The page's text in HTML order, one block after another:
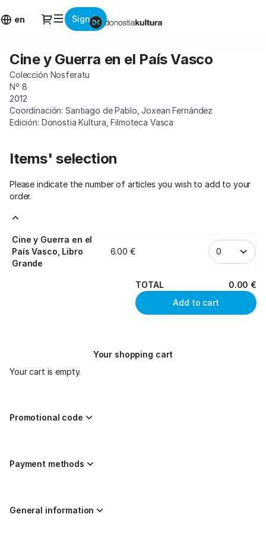
en Dialog
Sign in
selection
Guerra
País
Vasco]
Cine
y
Guerra
en
el
País
Cine y Guerra en el País Vasco
Colección Nosferatu
Nº 8
2012
Coordinación: Santiago de Pablo, Joxean Fernández
Edición: Donostia Kultura, Filmoteca Vasca
Items' selection
Please indicate the number of articles you wish to add to your
order.
Cine y Guerra en el
País Vasco, Libro
Grande
6.00 €
TOTAL 0.00 €
Add to cart
Your shopping cart
Your cart is empty.
Promotional code
Payment methods
General information